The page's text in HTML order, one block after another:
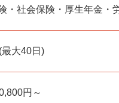
・社会保険・厚生年金・
大40日)
円～